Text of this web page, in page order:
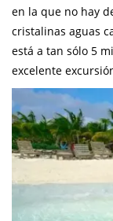
en la que no hay
cristalinas aguas
está a tan sólo 5
excelente